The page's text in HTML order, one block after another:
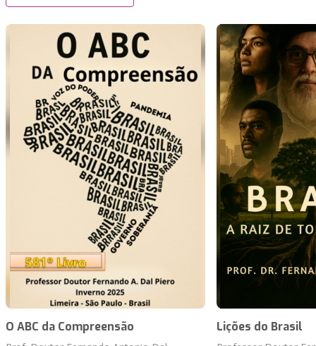
O ABC da Compreensão Lições do Brasil